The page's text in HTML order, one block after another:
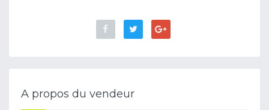
A propos du vendeur